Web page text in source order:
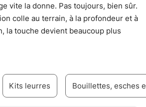
vite la donne. Pas toujours, bien sûr.
colle au terrain, à la profondeur et à
la touche devient beaucoup plus
plus courants : brochet embusqué
une présentation plus propre.
chacun leur langage. Les
jerkbaits
Kits leurres Bouillettes, esches